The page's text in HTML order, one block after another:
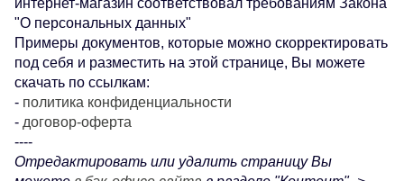
"О персональных данных"
Примеры документов, которые можно скорректировать
под себя и разместить на этой странице, Вы можете
скачать по ссылкам:
- политика конфиденциальности
- договор-оферта
----
Отредактировать или удалить страницу Вы